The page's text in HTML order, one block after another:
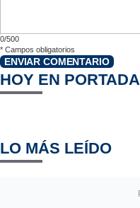
0/500
* Campos obligatorios
ENVIAR COMENTARIO
HOY EN PORTADA
LO MÁS LEÍDO